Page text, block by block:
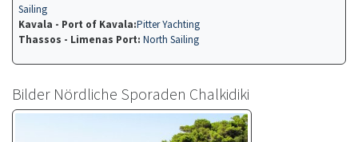
Sailing
Kavala - Port of Kavala:Pitter Yachting
Thassos - Limenas Port: North Sailing
Bilder Nördliche Sporaden Chalkidiki